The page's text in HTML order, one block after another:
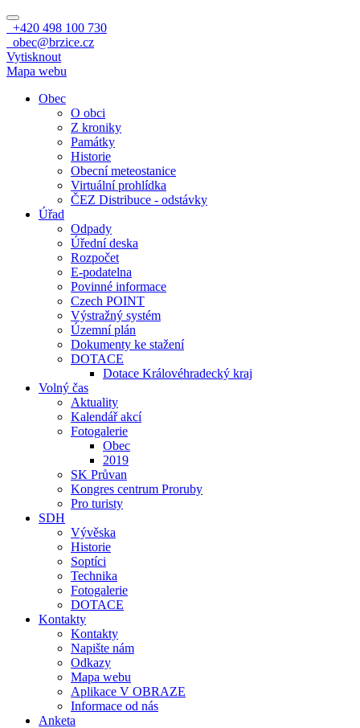
+420 498 100 730
obec@brzice.cz
Vytisknout
Mapa webu
Obec
O obci
Z kroniky
Památky
Historie
Obecní meteostanice
Virtuální prohlídka
ČEZ Distribuce - odstávky
Úřad
Odpady
Úřední deska
Rozpočet
E-podatelna
Povinné informace
Czech POINT
Výstražný systém
Územní plán
Dokumenty ke stažení
DOTACE
Dotace Královéhradecký kraj
Volný čas
Aktuality
Kalendář akcí
Fotogalerie
Obec
2019
SK Průvan
Kongres centrum Proruby
Pro turisty
SDH
Vývěska
Historie
Soptíci
Technika
Fotogalerie
DOTACE
Kontakty
Kontakty
Napište nám
Odkazy
Mapa webu
Aplikace V OBRAZE
Informace od nás
Anketa